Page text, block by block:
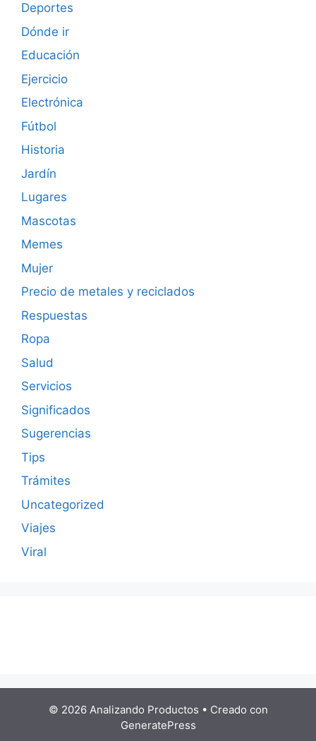
Deportes
Dónde ir
Educación
Ejercicio
Electrónica
Fútbol
Historia
Jardín
Lugares
Mascotas
Memes
Mujer
Precio de metales y reciclados
Respuestas
Ropa
Salud
Servicios
Significados
Sugerencias
Tips
Trámites
Uncategorized
Viajes
Viral
© 2026 Analizando Productos • Creado con
GeneratePress